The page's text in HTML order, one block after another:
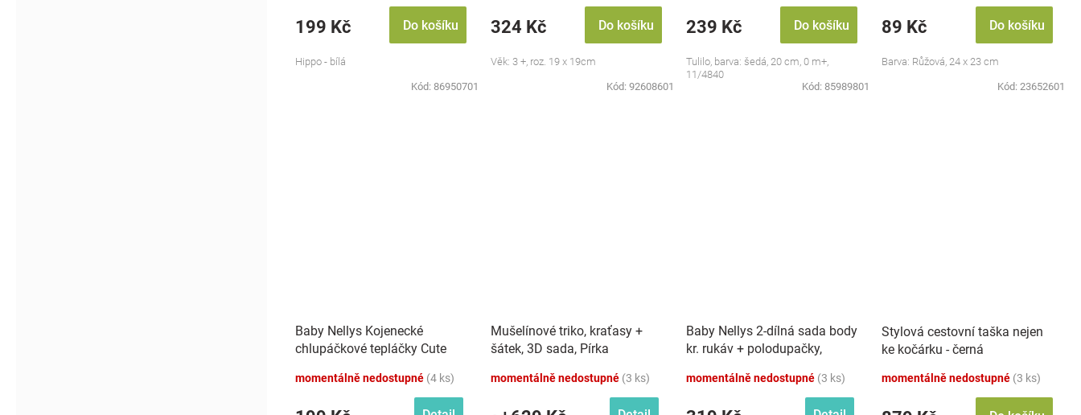
199 Kč Do košíku
Hippo - bílá
Kód: 86950701
324 Kč Do košíku
Věk: 3 +, roz. 19 x 19cm
Kód: 92608601
239 Kč Do košíku
Tulilo, barva: šedá, 20 cm, 0 m+,
11/4840
Kód: 85989801
89 Kč Do košíku
Barva: Růžová, 24 x 23 cm
Kód: 23652601
Baby Nellys Kojenecké
chlupáčkové tepláčky Cute
momentálně nedostupné (4 ks)
Mušelínové triko, kraťasy +
šátek, 3D sada, Pírka
momentálně nedostupné (3 ks)
Baby Nellys 2-dílná sada body
kr. rukáv + polodupačky,
momentálně nedostupné (3 ks)
Stylová cestovní taška nejen
ke kočárku - černá
momentálně nedostupné (3 ks)